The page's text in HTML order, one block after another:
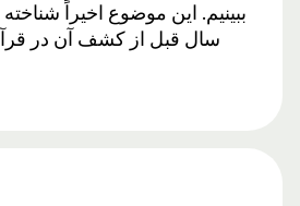
سال قبل از کشف آن در